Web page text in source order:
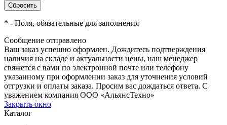
* - Поля, обязательные для заполнения
Сообщение отправлено
Ваш заказ успешно оформлен. Дождитесь подтверждения
наличия на складе и актуальности цены, наш менеджер
свяжется с вами по электронной почте или телефону
указанному при оформлении заказ для уточнения условий
отгрузки и оплаты заказа. Просим вас дождаться ответа. С
уважением компания ООО «АльянсТехно»
Закрыть окно
Каталог